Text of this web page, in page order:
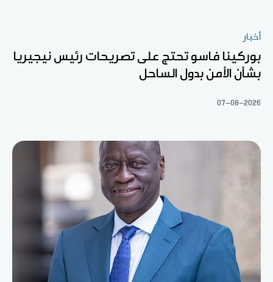
أخبار
بوركينا فاسو تحتج على تصريحات رئيس نيجيريا
بشأن الأمن بدول الساحل
07-08-2026